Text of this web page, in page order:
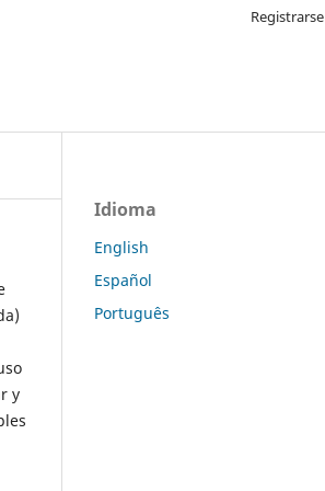
Registrarse
y
Idioma
English
Español
Português